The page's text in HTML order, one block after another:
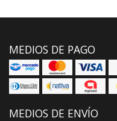
MEDIOS DE PAGO
MEDIOS DE ENVÍO